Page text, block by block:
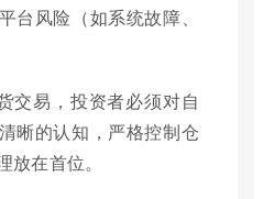
台风险（如系统故障、
交易，投资者必须对自
晰的认知，严格控制仓
在首位。